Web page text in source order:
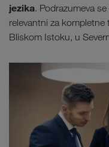
jezika. Podrazumeva
relevantni za
Bliskom Istoku, u